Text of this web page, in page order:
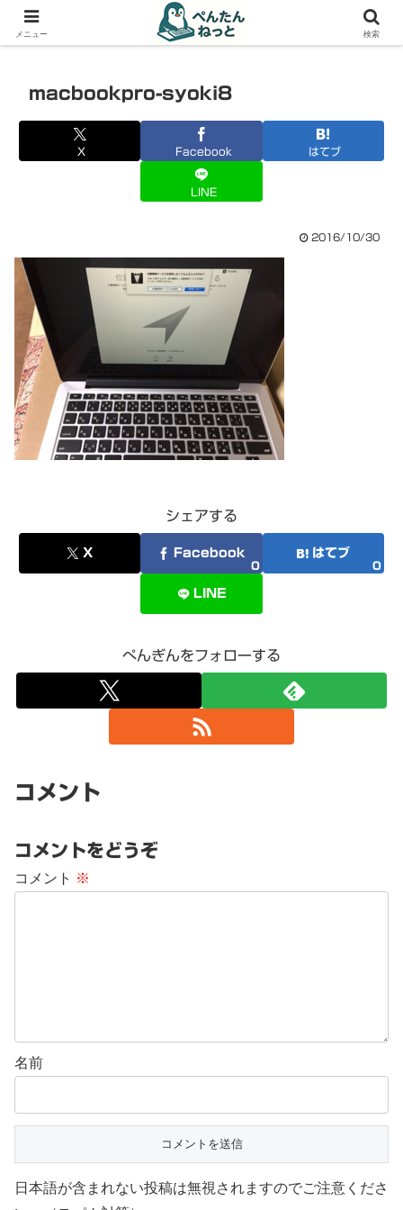
PCやガジェットの備忘録
macbookpro-syoki8
X Facebook はてブ
LINE
2016/10/30
シェアする
X Facebook
0
はてブ
0
LINE
ぺんぎんをフォローする
コメント
コメントをどうぞ
コメント ※
名前
日本語が含まれない投稿は無視されますのでご注意くださ
メニュー 検索